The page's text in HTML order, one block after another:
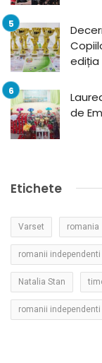
ediția
de
Etichete
Varset romania
romanii independenti
Natalia Stan
romanii